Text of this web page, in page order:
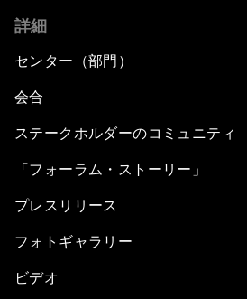
詳細
センター（部門）
会合
ステークホルダーのコミュニティ
「フォーラム・ストーリー」
プレスリリース
フォトギャラリー
ビデオ